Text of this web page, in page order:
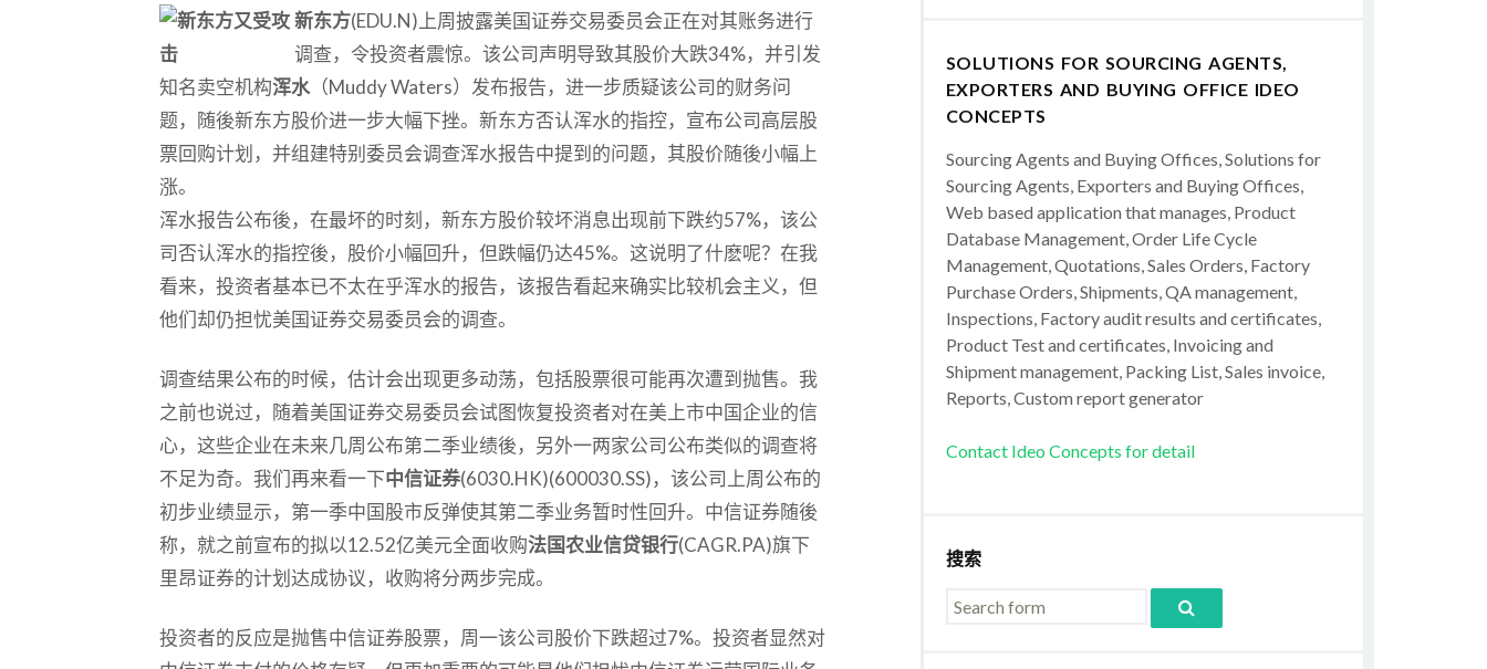
新东方(EDU.N)上周披露美国证券交易委员会正在对其账务进行
调查，令投资者震惊。该公司声明导致其股价大跌34%，并引发
知名卖空机构浑水（Muddy Waters）发布报告，进一步质疑该公司的财务问
题，随後新东方股价进一步大幅下挫。新东方否认浑水的指控，宣布公司高层股
票回购计划，并组建特别委员会调查浑水报告中提到的问题，其股价随後小幅上
涨。
浑水报告公布後，在最坏的时刻，新东方股价较坏消息出现前下跌约57%，该公
司否认浑水的指控後，股价小幅回升，但跌幅仍达45%。这说明了什麽呢？在我
看来，投资者基本已不太在乎浑水的报告，该报告看起来确实比较机会主义，但
他们却仍担忧美国证券交易委员会的调查。
调查结果公布的时候，估计会出现更多动荡，包括股票很可能再次遭到抛售。我
之前也说过，随着美国证券交易委员会试图恢复投资者对在美上市中国企业的信
心，这些企业在未来几周公布第二季业绩後，另外一两家公司公布类似的调查将
不足为奇。我们再来看一下中信证券(6030.HK)(600030.SS)，该公司上周公布的
初步业绩显示，第一季中国股市反弹使其第二季业务暂时性回升。中信证券随後
称，就之前宣布的拟以12.52亿美元全面收购法国农业信贷银行(CAGR.PA)旗下
里昂证券的计划达成协议，收购将分两步完成。
投资者的反应是抛售中信证券股票，周一该公司股价下跌超过7%。投资者显然对
SOLUTIONS FOR SOURCING AGENTS,
EXPORTERS AND BUYING OFFICE IDEO
CONCEPTS
Sourcing Agents and Buying Offices, Solutions for
Sourcing Agents, Exporters and Buying Offices,
Web based application that manages, Product
Database Management, Order Life Cycle
Management, Quotations, Sales Orders, Factory
Purchase Orders, Shipments, QA management,
Inspections, Factory audit results and certificates,
Product Test and certificates, Invoicing and
Shipment management, Packing List, Sales invoice,
Reports, Custom report generator
Contact Ideo Concepts for detail
搜索